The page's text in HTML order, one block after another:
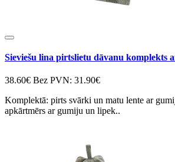
Sieviešu lina pirtslietu dāvanu komplekts
38.60€ Bez PVN: 31.90€
Komplektā: pirts svārki un matu lente ar
apkārtmērs ar gumiju un lipek..